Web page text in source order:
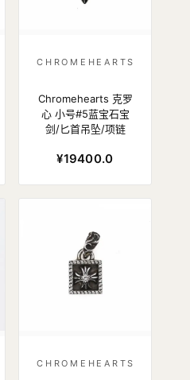
CHROMEHEARTS
Chromehearts 克罗
心 小号#5蓝宝石宝
剑/匕首吊坠/项链
¥19400.0
CHROMEHEARTS